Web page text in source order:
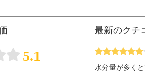
5.1
最新のクチ
水分量が多く